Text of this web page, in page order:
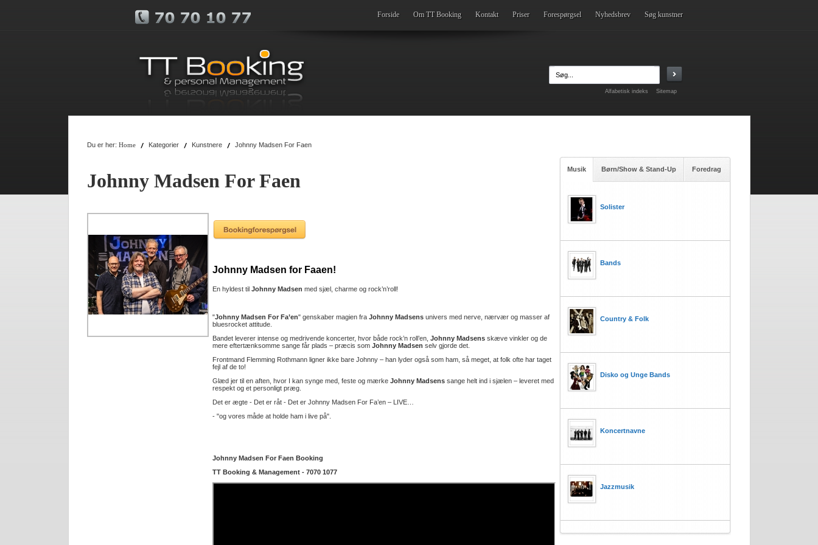
Forside Om TT Booking Kontakt Priser Forespørgsel Nyhedsbrev Søg kunstner
Alfabetisk indeks Sitemap
Du er her: Home Kategorier Kunstnere Johnny Madsen For Faen
Johnny Madsen For Faen
Johnny Madsen for Faaen!
En hyldest til Johnny Madsen med sjæl, charme og rock’n’roll!
"Johnny Madsen For Fa’en" genskaber magien fra Johnny Madsensunivers med nerve, nærvær og masser af
bluesrocket attitude.
Bandet leverer intense og medrivende koncerter, hvor både rock’n roll’en, Johnny Madsensskæve vinkler og de
mere eftertænksomme sange får plads – præcis som Johnny Madsen selv gjorde det.
Frontmand Flemming Rothmann ligner ikke bare Johnny – han lyder også som ham, så meget, at folk ofte har taget
fejl af de to!
Glæd jer til en aften, hvor I kan synge med, feste og mærke Johnny Madsenssange helt ind i sjælen – leveret med
respekt og et personligt præg.
Det er ægte - Det er råt - Det er Johnny Madsen For Fa’en – LIVE…
- "og vores måde at holde ham i live på".
Johnny Madsen For Faen Booking
TT Booking & Management - 7070 1077
Musik Børn/Show & Stand-Up Foredrag
Solister
Bands
Country & Folk
Disko og Unge Bands
Koncertnavne
Jazzmusik